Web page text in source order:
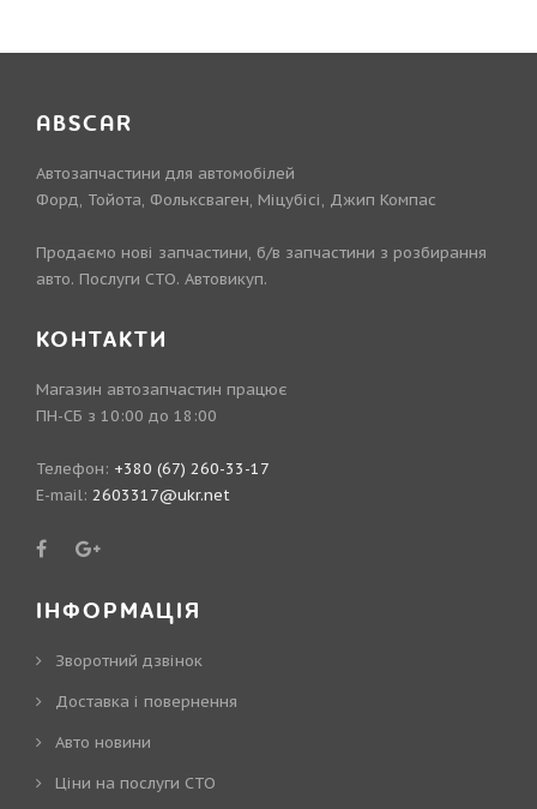
ABSCAR
Автозапчастини для автомобілей
Форд, Тойота, Фольксваген, Міцубісі, Джип Компас
Продаємо нові запчастини, б/в запчастини з розбирання
авто. Послуги СТО. Автовикуп.
КОНТАКТИ
Магазин автозапчастин працює
ПН-СБ з 10:00 до 18:00
Телефон: +380 (67) 260-33-17
E-mail: 2603317@ukr.net
ІНФОРМАЦІЯ
Зворотний дзвінок
Доставка і повернення
Авто новини
Ціни на послуги СТО